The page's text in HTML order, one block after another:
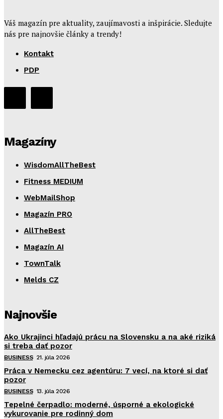
Váš magazín pre aktuality, zaujímavosti a inšpirácie. Sledujte
nás pre najnovšie články a trendy!
Kontakt
PDP
Magazíny
WisdomAllTheBest
Fitness MEDIUM
WebMailShop
Magazín PRO
AllTheBest
Magazín AI
TownTalk
Melds CZ
Najnovšie
Ako Ukrajinci hľadajú prácu na Slovensku a na aké riziká
si treba dať pozor
BUSINESS 21. júla 2026
Práca v Nemecku cez agentúru: 7 vecí, na ktoré si dať
pozor
BUSINESS 13. júla 2026
Tepelné čerpadlo: moderné, úsporné a ekologické
vykurovanie pre rodinný dom